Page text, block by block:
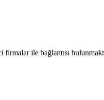
ile bağlantısı